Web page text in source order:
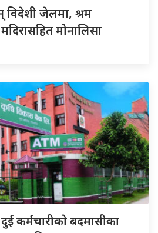
विदेशी जेलमा, श्रम
मोनालिसा
कर्मचारीकाे बदमासीका